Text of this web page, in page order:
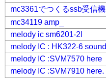
mc3361でつくるssb受信機
mc34119 amp_
melody ic sm6201-2l
melody IC : HK322-6 sound
melody IC :SVM7570 here
melody IC :SVM7910 here.